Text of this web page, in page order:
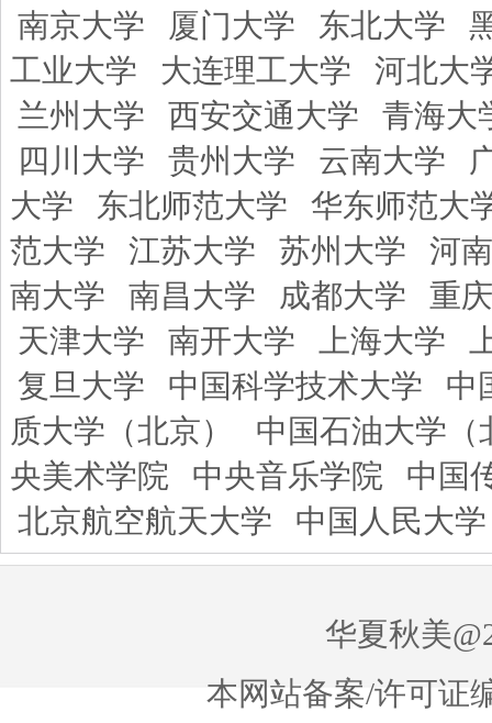
南京大学
厦门大学 东北大学
工业大学
大连理工大学
河北大
兰州大学
西安交通大学
青海大
四川大学
贵州大学 云南大学
大学
东北师范大学
华东师范大
范大学
江苏大学 苏州大学
河
南大学
南昌大学 成都大学
重
天津大学
南开大学 上海大学
复旦大学
中国科学技术大学
中
质大学（北京）
中国石油大学（
央美术学院
中央音乐学院
中国
北京航空航天大学
中国人民大学
华夏秋美
本网站备案/许可证